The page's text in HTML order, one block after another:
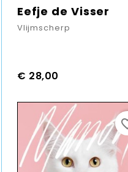
Eefje de Visser
Vlijmscherp
€ 28,00